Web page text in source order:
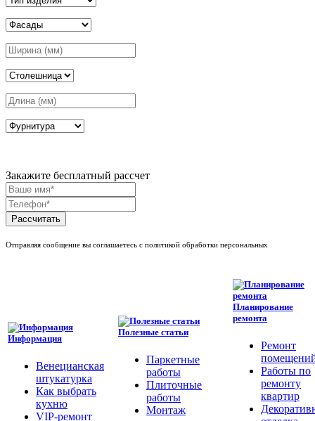
Закажите бесплатный рассчет
Рассчитать
Отправляя сообщение вы соглашаетесь с политикой обработки персональных
Информация
Венецианская
штукатурка
Как выбрать
кухню
VIP-ремонт
Полезные статьи
Паркетные
работы
Плиточные
работы
Монтаж
Планирование
ремонта
Ремонт
Работы по
ремонту
квартир